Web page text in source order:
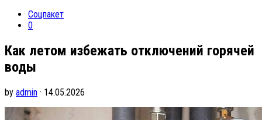
Соцпакет
0
Как летом избежать отключений горячей
воды
by admin · 14.05.2026